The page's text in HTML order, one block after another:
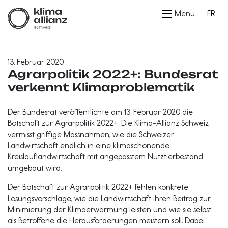
Menu FR
13. Februar 2020
Agrarpolitik 2022+: Bundesrat
verkennt Klima­problematik
Der Bundesrat veröffentlichte am 13. Februar 2020 die
Botschaft zur Agrarpolitik 2022+. Die Klima-Allianz Schweiz
vermisst griffige Massnahmen, wie die Schweizer
Landwirtschaft endlich in eine klimaschonende
Kreislauflandwirtschaft mit angepasstem Nutztierbestand
umgebaut wird.
Der Botschaft zur Agrarpolitik 2022+ fehlen konkrete
Lösungsvorschläge, wie die Landwirtschaft ihren Beitrag zur
Minimierung der Klimaerwärmung leisten und wie sie selbst
als Betroffene die Herausforderungen meistern soll. Dabei